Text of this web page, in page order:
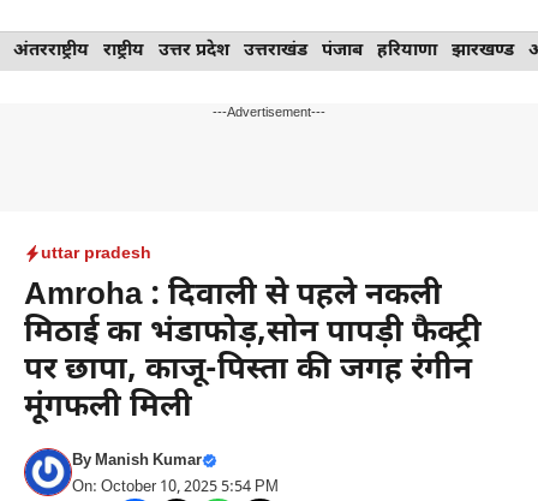
Skip
to
अंतरराष्ट्रीय राष्ट्रीय उत्तर प्रदेश उत्तराखंड पंजाब हरियाणा झारखण्ड
---Advertisement---
uttar pradesh
Amroha : दिवाली से पहले नकली
मिठाई का भंडाफोड़,सोन पापड़ी फैक्ट्री
पर छापा, काजू-पिस्ता की जगह रंगीन
मूंगफली मिली
ByManish Kumar
On: October 10, 2025 5:54 PM